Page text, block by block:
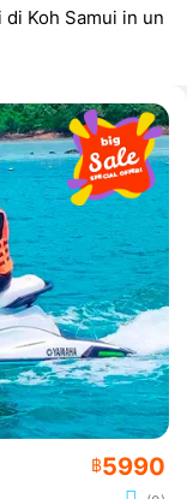
Koh Samui in un
฿5990